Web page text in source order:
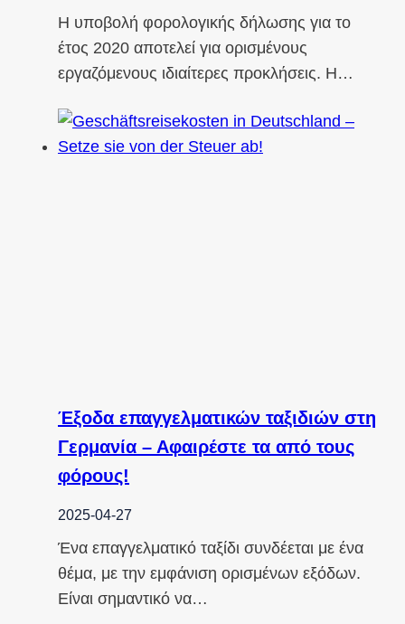
Η υποβολή φορολογικής δήλωσης για το
έτος 2020 αποτελεί για ορισμένους
εργαζόμενους ιδιαίτερες προκλήσεις. Η…
Έξοδα επαγγελματικών ταξιδιών στη
Γερμανία – Αφαιρέστε τα από τους
φόρους!
2025-04-27
Ένα επαγγελματικό ταξίδι συνδέεται με ένα
θέμα, με την εμφάνιση ορισμένων εξόδων.
Είναι σημαντικό να…